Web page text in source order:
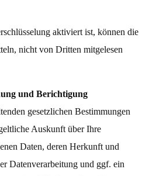
aktiviert ist, können die
nicht von Dritten mitgelesen
und Berichtigung
gesetzlichen Bestimmungen
Auskunft über Ihre
Daten, deren Herkunft und
Datenverarbeitung und ggf. ein